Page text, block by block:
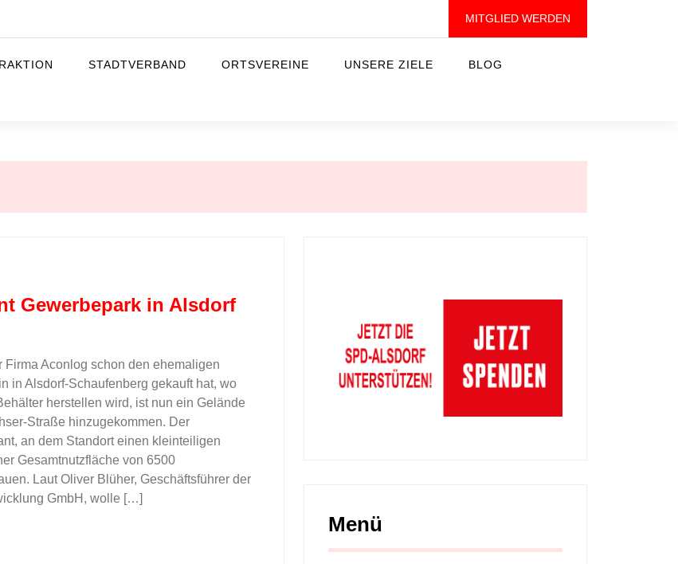
MITGLIED WERDEN
STADTVERBAND ORTSVEREINE UNSERE ZIELE BLOG
Gewerbepark in Alsdorf
Firma Aconlog schon den ehemaligen
in Alsdorf-Schaufenberg gekauft hat, wo
herstellen wird, ist nun ein Gelände
Straße hinzugekommen. Der
an dem Standort einen kleinteiligen
Gesamtnutzfläche von 6500
Laut Oliver Blüher, Geschäftsführer der
GmbH, wolle […]
Menü